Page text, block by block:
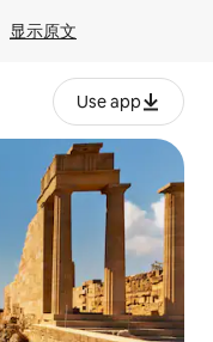
显示原文
Use app